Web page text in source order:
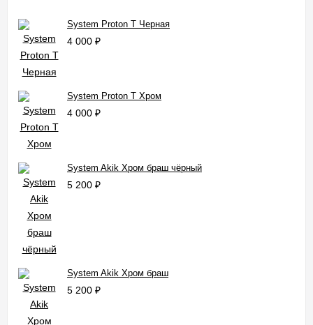
System Proton T Черная
4 000 ₽
System Proton T Хром
4 000 ₽
System Akik Хром браш чёрный
5 200 ₽
System Akik Хром браш
5 200 ₽